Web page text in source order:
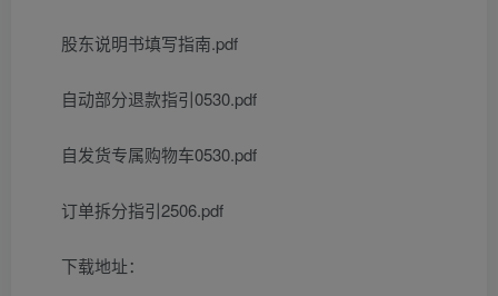
股东说明书填写指南.pdf
自动部分退款指引0530.pdf
自发货专属购物车0530.pdf
订单拆分指引2506.pdf
下载地址：